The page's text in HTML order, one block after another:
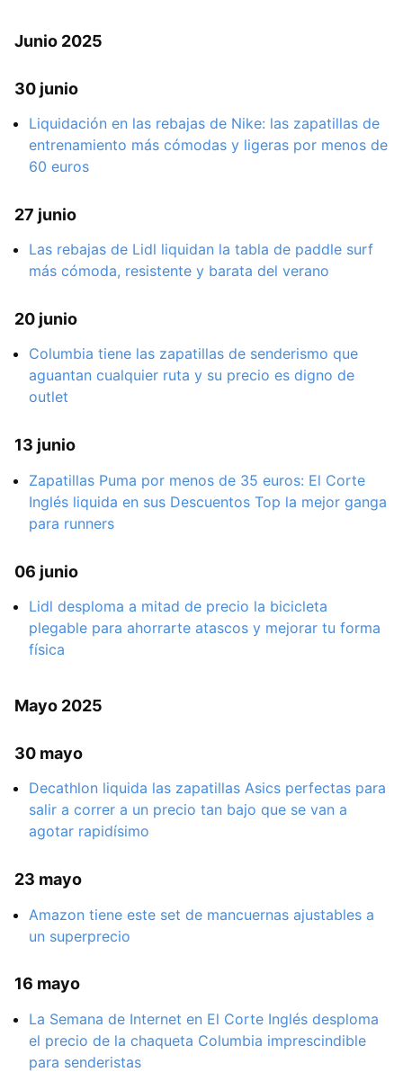
Junio 2025
30 junio
Liquidación en las rebajas de Nike: las zapatillas de
entrenamiento más cómodas y ligeras por menos de
60 euros
27 junio
Las rebajas de Lidl liquidan la tabla de paddle surf
más cómoda, resistente y barata del verano
20 junio
Columbia tiene las zapatillas de senderismo que
aguantan cualquier ruta y su precio es digno de
outlet
13 junio
Zapatillas Puma por menos de 35 euros: El Corte
Inglés liquida en sus Descuentos Top la mejor ganga
para runners
06 junio
Lidl desploma a mitad de precio la bicicleta
plegable para ahorrarte atascos y mejorar tu forma
física
Mayo 2025
30 mayo
Decathlon liquida las zapatillas Asics perfectas para
salir a correr a un precio tan bajo que se van a
agotar rapidísimo
23 mayo
Amazon tiene este set de mancuernas ajustables a
un superprecio
16 mayo
La Semana de Internet en El Corte Inglés desploma
el precio de la chaqueta Columbia imprescindible
para senderistas